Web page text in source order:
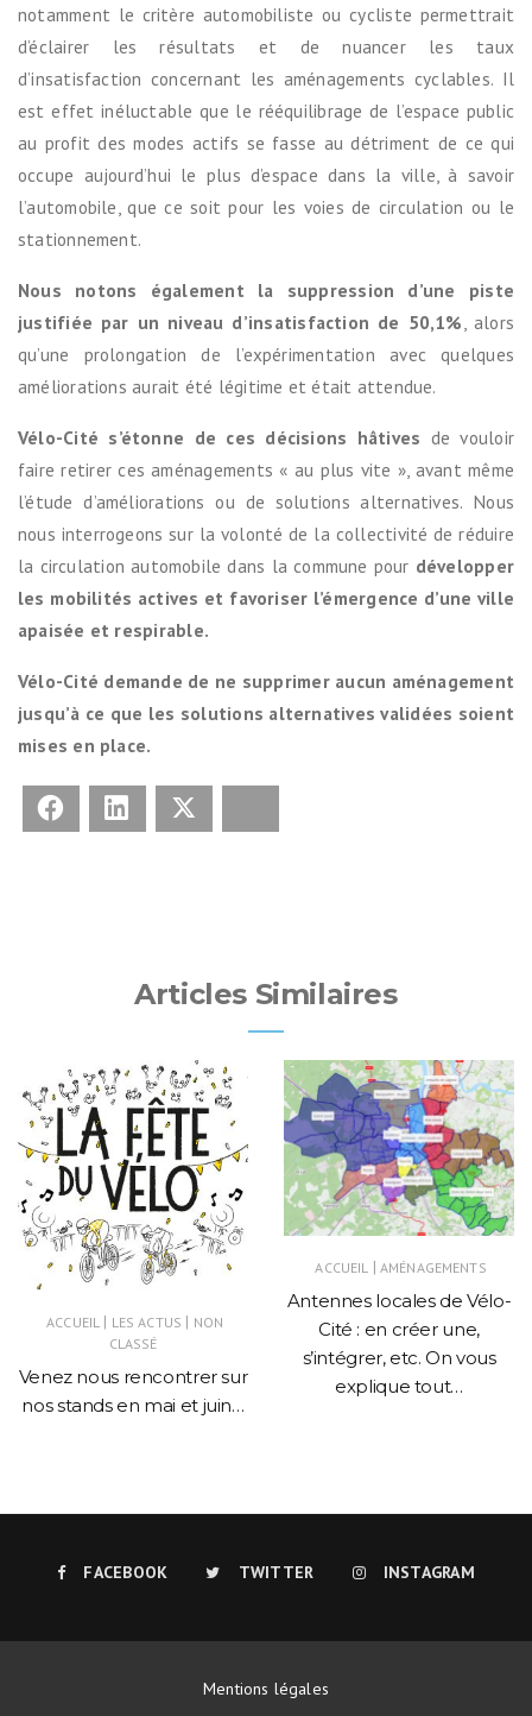
notamment le critère automobiliste ou cycliste permettrait
d’éclairer les résultats et de nuancer les taux
d’insatisfaction concernant les aménagements cyclables. Il
est effet inéluctable que le rééquilibrage de l’espace public
au profit des modes actifs se fasse au détriment de ce qui
occupe aujourd’hui le plus d’espace dans la ville, à savoir
l’automobile, que ce soit pour les voies de circulation ou le
stationnement.
Nous notons également la suppression d’une piste
justifiée par un niveau d’insatisfaction de 50,1% , alors
qu’une prolongation de l’expérimentation avec quelques
améliorations aurait été légitime et était attendue.
Vélo-Cité s’étonne de ces décisions hâtives de vouloir
faire retirer ces aménagements « au plus vite », avant même
l’étude d’améliorations ou de solutions alternatives. Nous
nous interrogeons sur la volonté de la collectivité de réduire
la circulation automobile dans la commune pour développer
les mobilités actives et favoriser l’émergence d’une ville
apaisée et respirable.
Vélo-Cité demande de ne supprimer aucun aménagement
jusqu’à ce que les solutions alternatives validées soient
mises en place.
Facebook LinkedIn
Articles Similaires
ACCUEIL | LES ACTUS | NON
CLASSÉ
Venez nous rencontrer sur
nos stands en mai et juin…
ACCUEIL | AMÉNAGEMENTS
Antennes locales de Vélo-
Cité : en créer une,
s’intégrer, etc. On vous
explique tout…
FACEBOOK TWITTER INSTAGRAM
Mentions légales